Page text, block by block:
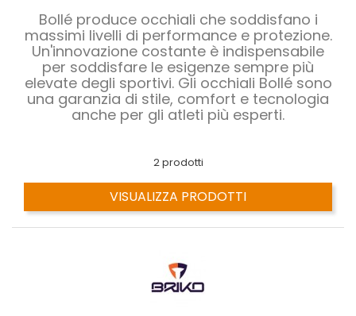
Bollé produce occhiali che soddisfano i
massimi livelli di performance e protezione.
Un'innovazione costante è indispensabile
per soddisfare le esigenze sempre più
elevate degli sportivi. Gli occhiali Bollé sono
una garanzia di stile, comfort e tecnologia
anche per gli atleti più esperti.
2 prodotti
VISUALIZZA PRODOTTI